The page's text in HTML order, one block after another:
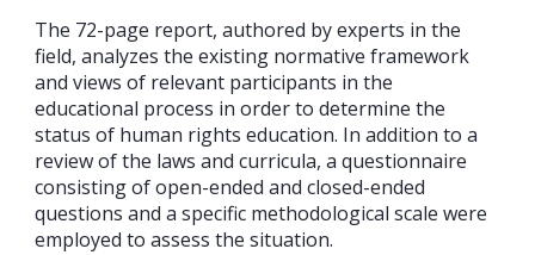
The 72-page report, authored by experts in the
field, analyzes the existing normative framework
and views of relevant participants in the
educational process in order to determine the
status of human rights education. In addition to a
review of the laws and curricula, a questionnaire
consisting of open-ended and closed-ended
questions and a specific methodological scale were
employed to assess the situation.